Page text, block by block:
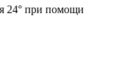
24° при помощи